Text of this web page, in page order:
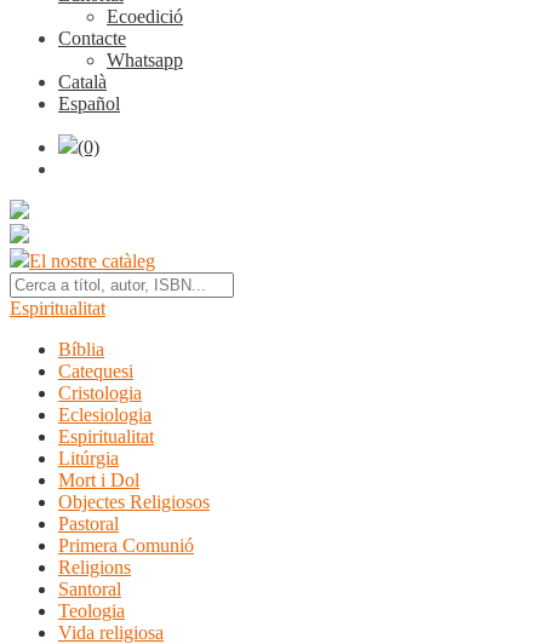
Ecoedició
Contacte
Whatsapp
Català
Español
(0)
El nostre catàleg
Espiritualitat
Bíblia
Catequesi
Cristologia
Eclesiologia
Espiritualitat
Litúrgia
Mort i Dol
Objectes Religiosos
Pastoral
Primera Comunió
Religions
Santoral
Teologia
Vida religiosa